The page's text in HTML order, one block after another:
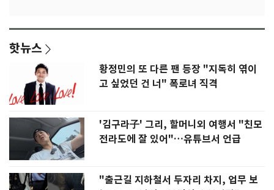
핫뉴스
황정민의 또 다른 팬 등장 "지독히 엮이
고 싶었던 건 너" 폭로녀 직격
'김구라子' 그리, 할머니외 여행서 "친모
전라도에 잘 있어"…유튜브서 언급
"출근길 지하철서 두자리 차지, 업무 보